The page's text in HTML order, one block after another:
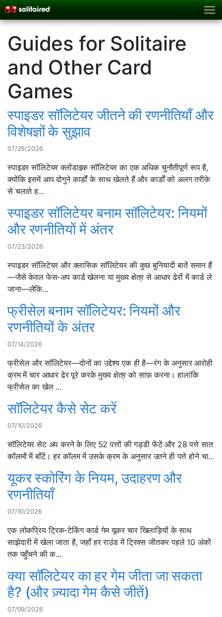
Guides for Solitaire
and Other Card
Games
स्पाइडर सॉलिटेयर जीतने की रणनीतियाँ और
विशेषज्ञों के सुझाव
07/29/2026
स्पाइडर सॉलिटेयर क्लोंडाइक सॉलिटेयर का एक अधिक चुनौतीपूर्ण रूप है,
क्योंकि इसमें आप दोगुने कार्डों के साथ खेलते हैं और कार्डों को अलग तरीके
से चलाते ह...
स्पाइडर सॉलिटेयर बनाम सॉलिटेयर: नियमों
और रणनीतियों में अंतर
07/23/2026
स्पाइडर सॉलिटेयर और क्लासिक सॉलिटेयर की कुछ बुनियादी बातें समान हैं
—जैसे केवल फेस-अप कार्ड खेलना या मुख्य क्षेत्र से आधार ढेरों में कार्ड ले
जाना—लेकि...
फ्रीसेल बनाम सॉलिटेयर: नियमों और
रणनीतियों के अंतर
07/14/2026
फ्रीसेल और सॉलिटेयर—दोनों का उद्देश्य एक ही है—रंग के अनुसार आरोही
क्रम में चार आधार ढेर पूरे करके मुख्य क्षेत्र को साफ़ करना। हालांकि
फ्रीसेल का खेल ...
सॉलिटेयर कैसे सेट करें
07/10/2026
सॉलिटेयर सेट अप करने के लिए 52 पत्तों की गड्डी फेंटें और 28 पत्ते सात
कॉलमों में बाँटें। हर कॉलम में उसके क्रम के अनुसार उतने ही पत्ते होने चा...
यूकर स्कोरिंग के नियम, उदाहरण और
रणनीतियाँ
07/10/2026
एक लोकप्रिय ट्रिक-टेकिंग कार्ड गेम यूकर चार खिलाड़ियों के साथ
साझेदारी में खेला जाता है, जहाँ हर राउंड में ट्रिक्स जीतकर पहले 10 अंकों
तक पहुँचने की क...
क्या सॉलिटेयर का हर गेम जीता जा सकता
है? (और ज़्यादा गेम कैसे जीतें)
07/09/2026